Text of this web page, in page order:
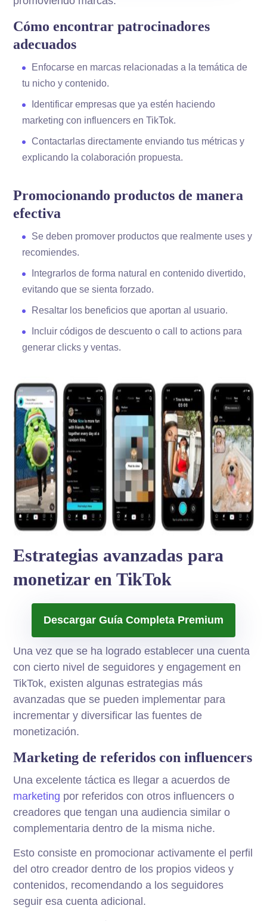
Cómo encontrar patrocinadores
adecuados
Enfocarse en marcas relacionadas a la temática de
tu nicho y contenido.
Identificar empresas que ya estén haciendo
marketing con influencers en TikTok.
Contactarlas directamente enviando tus métricas y
explicando la colaboración propuesta.
Promocionando productos de manera
efectiva
Se deben promover productos que realmente uses y
recomiendes.
Integrarlos de forma natural en contenido divertido,
evitando que se sienta forzado.
Resaltar los beneficios que aportan al usuario.
Incluir códigos de descuento o call to actions para
generar clicks y ventas.
Estrategias avanzadas para
monetizar en TikTok
Descargar Guía Completa Premium
Una vez que se ha logrado establecer una cuenta
con cierto nivel de seguidores y engagement en
TikTok, existen algunas estrategias más
avanzadas que se pueden implementar para
incrementar y diversificar las fuentes de
monetización.
Marketing de referidos con influencers
Una excelente táctica es llegar a acuerdos de
marketing por referidos con otros influencers o
creadores que tengan una audiencia similar o
complementaria dentro de la misma niche.
Esto consiste en promocionar activamente el perfil
del otro creador dentro de los propios videos y
contenidos, recomendando a los seguidores
seguir esa cuenta adicional.